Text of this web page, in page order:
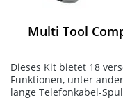
Multi Tool
Dieses Kit bietet 18
Funktionen, unter
lange Telefonkabel-